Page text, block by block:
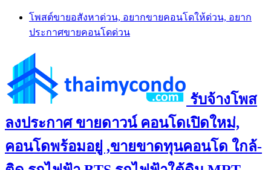
Skip
content
โพสต์ขายอสังหาด่วน, อยากขายคอนโดให้ด่วน, อยาก
ประกาศขายคอนโดด่วน
รับจ้างโพส
ลงประกาศ ขายดาวน์ คอนโดเปิดใหม่,
คอนโดพร้อมอยู่ ,ขายขาดทุนคอนโด ใกล้-